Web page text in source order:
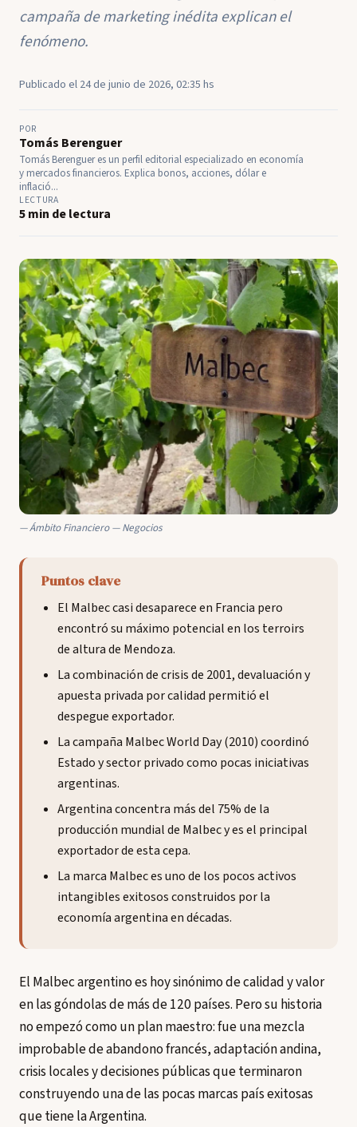
campaña de marketing inédita explican el
fenómeno.
Publicado el 24 de junio de 2026, 02:35 hs
POR
Tomás Berenguer
Tomás Berenguer es un perfil editorial especializado en economía
y mercados financieros. Explica bonos, acciones, dólar e
inflació...
LECTURA
5 min de lectura
Ámbito Financiero — Negocios
Puntos clave
El Malbec casi desaparece en Francia pero
encontró su máximo potencial en los terroirs
de altura de Mendoza.
La combinación de crisis de 2001, devaluación y
apuesta privada por calidad permitió el
despegue exportador.
La campaña Malbec World Day (2010) coordinó
Estado y sector privado como pocas iniciativas
argentinas.
Argentina concentra más del 75% de la
producción mundial de Malbec y es el principal
exportador de esta cepa.
La marca Malbec es uno de los pocos activos
intangibles exitosos construidos por la
economía argentina en décadas.
El Malbec argentino es hoy sinónimo de calidad y valor
en las góndolas de más de 120 países. Pero su historia
no empezó como un plan maestro: fue una mezcla
improbable de abandono francés, adaptación andina,
crisis locales y decisiones públicas que terminaron
construyendo una de las pocas marcas país exitosas
que tiene la Argentina.